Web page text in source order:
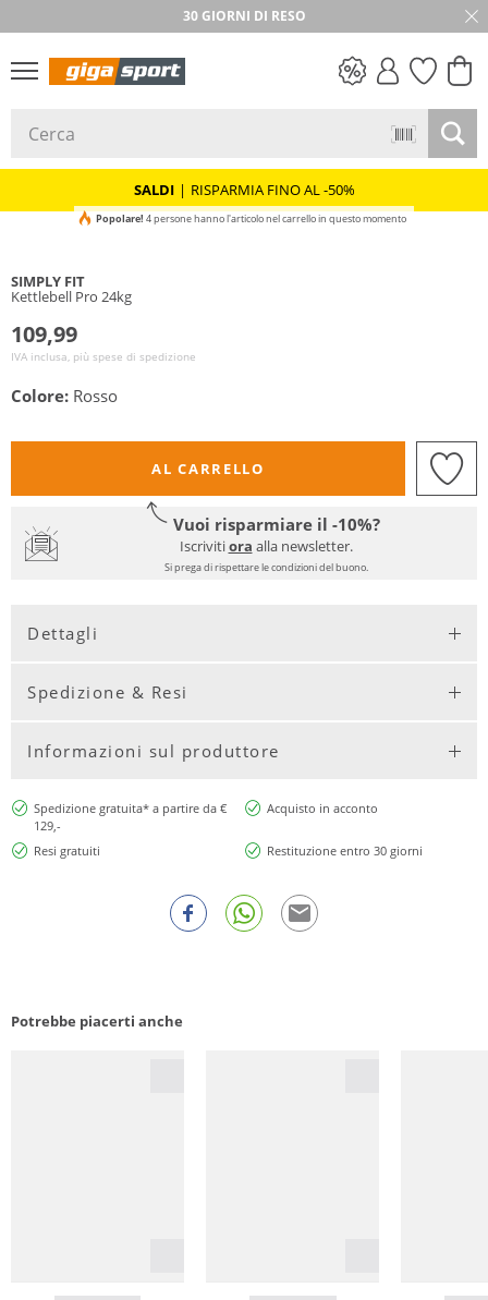
30 GIORNI DI RESO
SALDI | RISPARMIA FINO AL -50%
Popolare! 4 persone hanno l'articolo nel carrello in questo momento
SIMPLY FIT
Kettlebell Pro 24kg
109,99
IVA inclusa, più spese di spedizione
Colore: Rosso
AL CARRELLO
Vuoi risparmiare il -10%?
Iscrivitiora alla newsletter.
Si prega di rispettare le condizioni del buono.
Dettagli
Spedizione & Resi
Informazioni sul produttore
Spedizione gratuita* a partire da €
129,-
Acquisto in acconto
Resi gratuiti Restituzione entro 30 giorni
Potrebbe piacerti anche